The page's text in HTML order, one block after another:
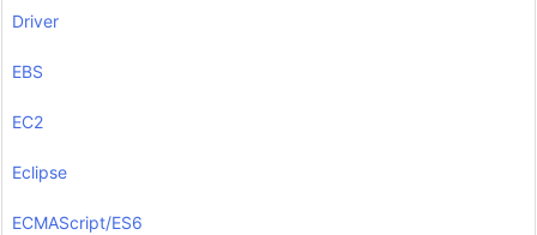
Driver
EBS
EC2
Eclipse
ECMAScript/ES6